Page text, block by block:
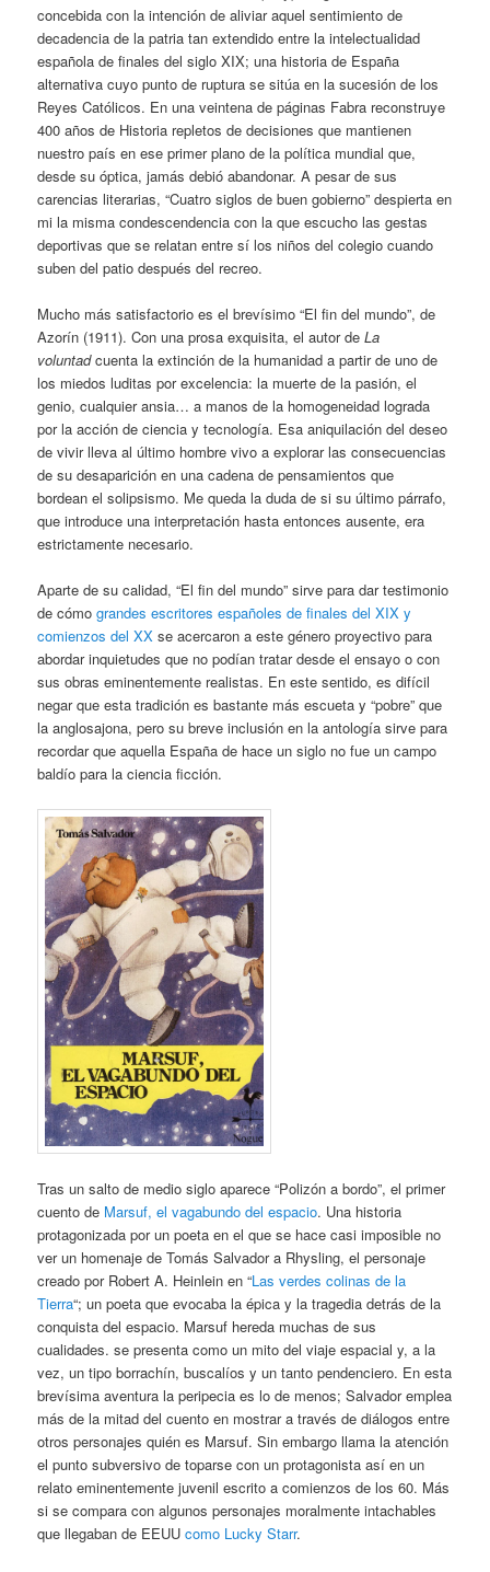
concebida con la intención de aliviar aquel sentimiento de
decadencia de la patria tan extendido entre la intelectualidad
española de finales del siglo XIX; una historia de España
alternativa cuyo punto de ruptura se sitúa en la sucesión de los
Reyes Católicos. En una veintena de páginas Fabra reconstruye
400 años de Historia repletos de decisiones que mantienen
nuestro país en ese primer plano de la política mundial que,
desde su óptica, jamás debió abandonar. A pesar de sus
carencias literarias, “Cuatro siglos de buen gobierno” despierta en
mi la misma condescendencia con la que escucho las gestas
deportivas que se relatan entre sí los niños del colegio cuando
suben del patio después del recreo.
Mucho más satisfactorio es el brevísimo “El fin del mundo”, de
Azorín (1911). Con una prosa exquisita, el autor deLa
voluntadcuenta la extinción de la humanidad a partir de uno de
los miedos luditas por excelencia: la muerte de la pasión, el
genio, cualquier ansia… a manos de la homogeneidad lograda
por la acción de ciencia y tecnología. Esa aniquilación del deseo
de vivir lleva al último hombre vivo a explorar las consecuencias
de su desaparición en una cadena de pensamientos que
bordean el solipsismo. Me queda la duda de si su último párrafo,
que introduce una interpretación hasta entonces ausente, era
estrictamente necesario.
Aparte de su calidad, “El fin del mundo” sirve para dar testimonio
de cómograndes escritores españoles de finales del XIX y
comienzos del XX se acercaron a este género proyectivo para
abordar inquietudes que no podían tratar desde el ensayo o con
sus obras eminentemente realistas. En este sentido, es difícil
negar que esta tradición es bastante más escueta y “pobre” que
la anglosajona, pero su breve inclusión en la antología sirve para
recordar que aquella España de hace un siglo no fue un campo
baldío para la ciencia ficción.
Tras un salto de medio siglo aparece “Polizón a bordo”, el primer
cuento de Marsuf, el vagabundo del espacio. Una historia
protagonizada por un poeta en el que se hace casi imposible no
ver un homenaje de Tomás Salvador a Rhysling, el personaje
creado por Robert A. Heinlein en “Las verdes colinas de la
Tierra“; un poeta que evocaba la épica y la tragedia detrás de la
conquista del espacio. Marsuf hereda muchas de sus
cualidades. se presenta como un mito del viaje espacial y, a la
vez, un tipo borrachín, buscalíos y un tanto pendenciero. En esta
brevísima aventura la peripecia es lo de menos; Salvador emplea
más de la mitad del cuento en mostrar a través de diálogos entre
otros personajes quién es Marsuf. Sin embargo llama la atención
el punto subversivo de toparse con un protagonista así en un
relato eminentemente juvenil escrito a comienzos de los 60. Más
si se compara con algunos personajes moralmente intachables
que llegaban de EEUUcomo Lucky Starr.